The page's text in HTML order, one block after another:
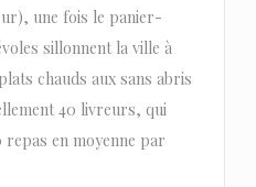
une fois le panier-
sillonnent la ville à
chauds aux sans abris
40 livreurs, qui
en moyenne par